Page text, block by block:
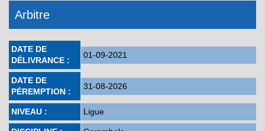
Arbitre
DATE DE
DÉLIVRANCE :
01-09-2021
DATE DE
PÉREMPTION :
31-08-2026
NIVEAU : Ligue